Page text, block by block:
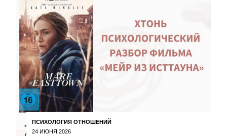
ПСИХОЛОГИЯ ОТНОШЕНИЙ
24 ИЮНЯ 2026